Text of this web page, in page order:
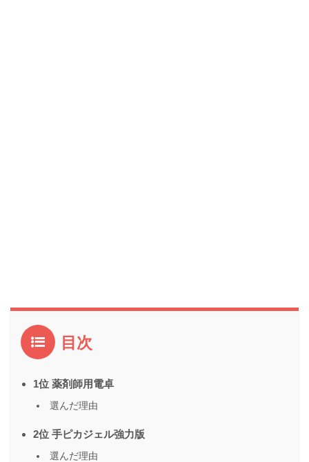
目次
1位 薬剤師用電卓
選んだ理由
2位 手ピカジェル強力版
選んだ理由